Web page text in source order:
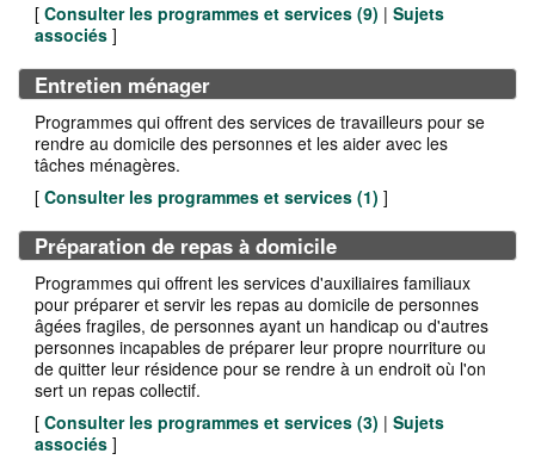
[ Consulter les programmes et services (9) | Sujets
associés ]
Entretien ménager
Programmes qui offrent des services de travailleurs pour se
rendre au domicile des personnes et les aider avec les
tâches ménagères.
[ Consulter les programmes et services (1) ]
Préparation de repas à domicile
Programmes qui offrent les services d'auxiliaires familiaux
pour préparer et servir les repas au domicile de personnes
âgées fragiles, de personnes ayant un handicap ou d'autres
personnes incapables de préparer leur propre nourriture ou
de quitter leur résidence pour se rendre à un endroit où l'on
sert un repas collectif.
[ Consulter les programmes et services (3) | Sujets
associés ]